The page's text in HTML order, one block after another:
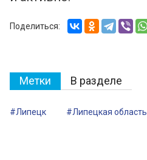
Поделиться:
Метки В разделе
#Липецк #Липецкая область